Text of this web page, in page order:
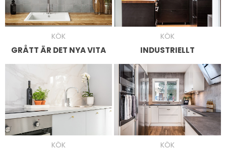
KÖK
GRÅTT ÄR DET NYA VITA
KÖK
INDUSTRIELLT
KÖK KÖK